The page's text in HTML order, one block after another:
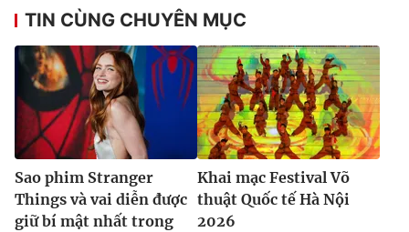
TIN CÙNG CHUYÊN MỤC
Sao phim Stranger
Things và vai diễn được
giữ bí mật nhất trong
Khai mạc Festival Võ
thuật Quốc tế Hà Nội
2026